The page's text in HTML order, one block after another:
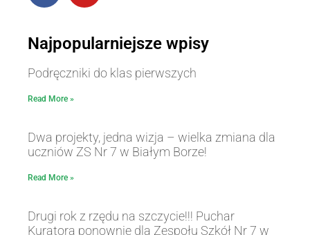
Najpopularniejsze wpisy
Podręczniki do klas pierwszych
Read More »
Dwa projekty, jedna wizja – wielka zmiana dla
uczniów ZS Nr 7 w Białym Borze!
Read More »
Drugi rok z rzędu na szczycie!!! Puchar
Kuratora ponownie dla Zespołu Szkół Nr 7 w